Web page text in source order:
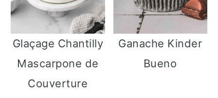
Glaçage Chantilly
Mascarpone de
Couverture
Ganache Kinder
Bueno